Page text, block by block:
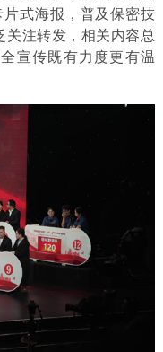
式海报，普及保密技
注转发，相关内容总
宣传既有力度更有温